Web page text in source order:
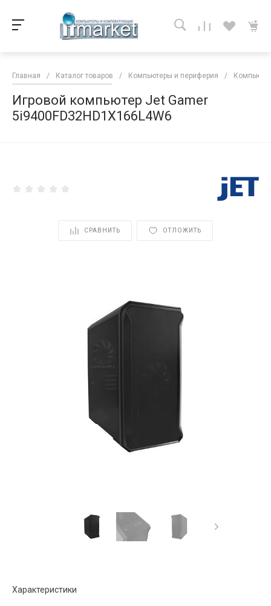
Главная / Каталог товаров / Компьютеры и периферия /
Игровой компьютер Jet Gamer
5i9400FD32HD1X166L4W6
СРАВНИТЬ ОТЛОЖИТЬ
Характеристики